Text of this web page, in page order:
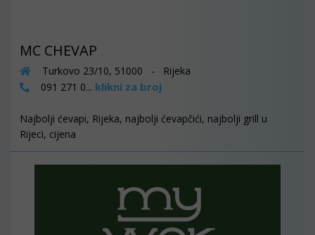
MC CHEVAP
Turkovo 23/10, 51000 - Rijeka
091 271 0... klikni za broj
Najbolji ćevapi, Rijeka, najbolji ćevapčići, najbolji grill u
Rijeci, cijena